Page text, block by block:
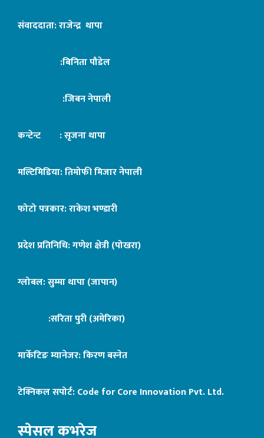
संवाददाता: राजेन्द्र थापा
:बिनिता पौडेल
:जिबन नेपाली
कन्टेन्ट : सृजना थापा
मल्टिमिडिया: तिमोफी मिजार नेपाली
फोटो पत्रकार: राकेश भण्डारी
प्रदेश प्रतिनिधि: गणेश क्षेत्री (पोखरा)
ग्लोबल: सुम्मा थापा (जापान)
:सरिता पुरी (अमेरिका)
मार्केटिङ म्यानेजर: किरण बस्नेत
टेक्निकल सपोर्ट:Code for Core Innovation Pvt. Ltd.
स्पेसल कभरेज